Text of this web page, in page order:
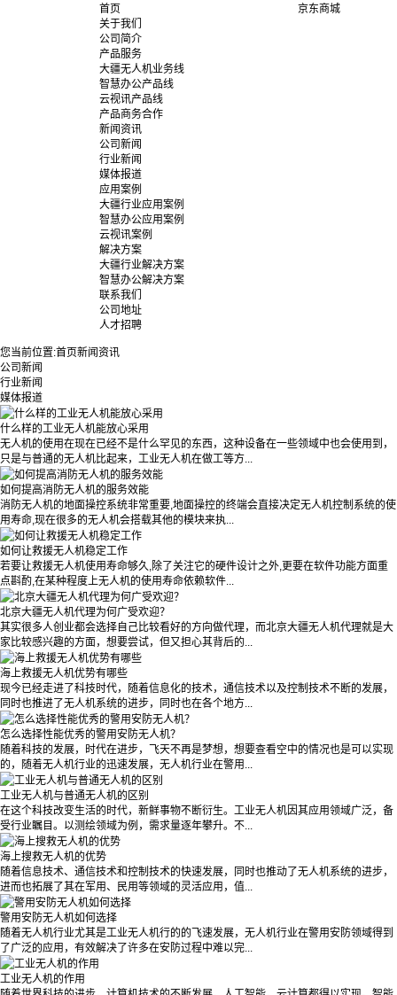
首页
关于我们
公司简介
产品服务
大疆无人机业务线
智慧办公产品线
云视讯产品线
产品商务合作
新闻资讯
公司新闻
行业新闻
媒体报道
应用案例
大疆行业应用案例
智慧办公应用案例
云视讯案例
解决方案
大疆行业解决方案
智慧办公解决方案
联系我们
公司地址
人才招聘
京东商城
您当前位置:首页新闻资讯
公司新闻
行业新闻
媒体报道
什么样的工业无人机能放心采用
无人机的使用在现在已经不是什么罕见的东西，这种设备在一些领域中也会使用到，
只是与普通的无人机比起来，工业无人机在做工等方...
如何提高消防无人机的服务效能
消防无人机的地面操控系统非常重要,地面操控的终端会直接决定无人机控制系统的使
用寿命,现在很多的无人机会搭载其他的模块来执...
如何让救援无人机稳定工作
若要让救援无人机使用寿命够久,除了关注它的硬件设计之外,更要在软件功能方面重
点斟酌,在某种程度上无人机的使用寿命依赖软件...
北京大疆无人机代理为何广受欢迎？
其实很多人创业都会选择自己比较看好的方向做代理，而北京大疆无人机代理就是大
家比较感兴趣的方面，想要尝试，但又担心其背后的...
海上救援无人机优势有哪些
现今已经走进了科技时代，随着信息化的技术，通信技术以及控制技术不断的发展，
同时也推进了无人机系统的进步，同时也在各个地方...
怎么选择性能优秀的警用安防无人机？
随着科技的发展，时代在进步，飞天不再是梦想，想要查看空中的情况也是可以实现
的，随着无人机行业的迅速发展，无人机行业在警用...
工业无人机与普通无人机的区别
在这个科技改变生活的时代，新鲜事物不断衍生。工业无人机因其应用领域广泛，备
受行业瞩目。以测绘领域为例，需求量逐年攀升。不...
海上搜救无人机的优势
随着信息技术、通信技术和控制技术的快速发展，同时也推动了无人机系统的进步，
进而也拓展了其在军用、民用等领域的灵活应用，值...
警用安防无人机如何选择
随着无人机行业尤其是工业无人机行的的飞速发展，无人机行业在警用安防领域得到
了广泛的应用，有效解决了许多在安防过程中难以完...
工业无人机的作用